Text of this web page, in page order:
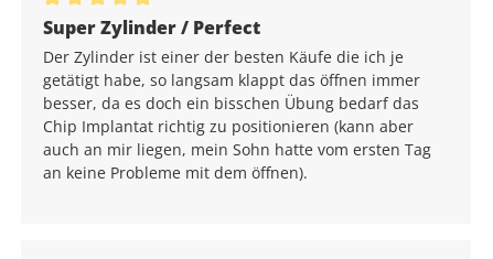
Durchschnittliche Bewertung von 5 von 5 Sternen
Super Zylinder / Perfect
Der Zylinder ist einer der besten Käufe die ich je
getätigt habe, so langsam klappt das öffnen immer
besser, da es doch ein bisschen Übung bedarf das
Chip Implantat richtig zu positionieren (kann aber
auch an mir liegen, mein Sohn hatte vom ersten Tag
an keine Probleme mit dem öffnen).